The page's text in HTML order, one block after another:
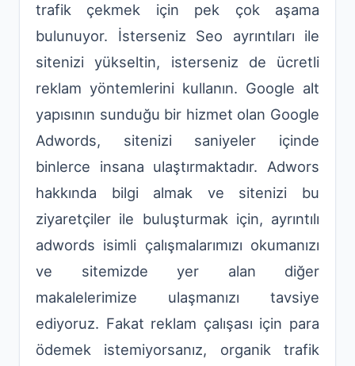
trafik çekmek için pek çok aşama
bulunuyor. İsterseniz Seo ayrıntıları ile
sitenizi yükseltin, isterseniz de ücretli
reklam yöntemlerini kullanın. Google alt
yapısının sunduğu bir hizmet olan Google
Adwords, sitenizi saniyeler içinde
binlerce insana ulaştırmaktadır. Adwors
hakkında bilgi almak ve sitenizi bu
ziyaretçiler ile buluşturmak için, ayrıntılı
adwords isimli çalışmalarımızı okumanızı
ve sitemizde yer alan diğer
makalelerimize ulaşmanızı tavsiye
ediyoruz. Fakat reklam çalışası için para
ödemek istemiyorsanız, organik trafik